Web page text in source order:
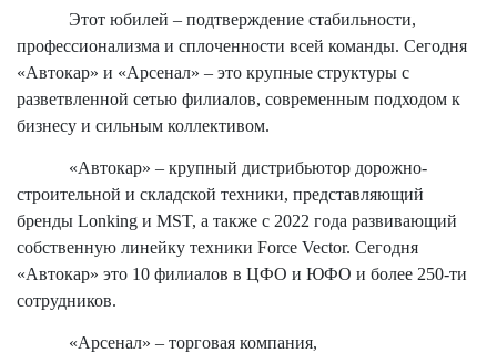
Этот юбилей – подтверждение стабильности,
профессионализма и сплоченности всей команды. Сегодня
«Автокар» и «Арсенал» – это крупные структуры с
разветвленной сетью филиалов, современным подходом к
бизнесу и сильным коллективом.
«Автокар» – крупный дистрибьютор дорожно-
строительной и складской техники, представляющий
бренды Lonking и MST, а также с 2022 года развивающий
собственную линейку техники Force Vector. Сегодня
«Автокар» это 10 филиалов в ЦФО и ЮФО и более 250-ти
сотрудников.
«Арсенал» – торговая компания,